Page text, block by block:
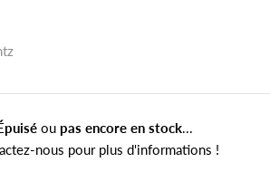
ou pas encore en stock
nous pour plus d'informations !